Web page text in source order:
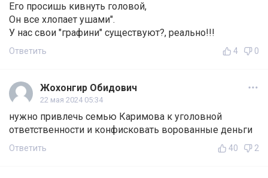
Его просишь кивнуть головой,
Он все хлопает ушами".
У нас свои "графини" существуют?, реально!!!
Ответить 4 0
Жохонгир Обидович
22 мая 2024 05:34
нужно привлечь семью Каримова к уголовной
ответственности и конфисковать ворованные деньги
Ответить 40 2